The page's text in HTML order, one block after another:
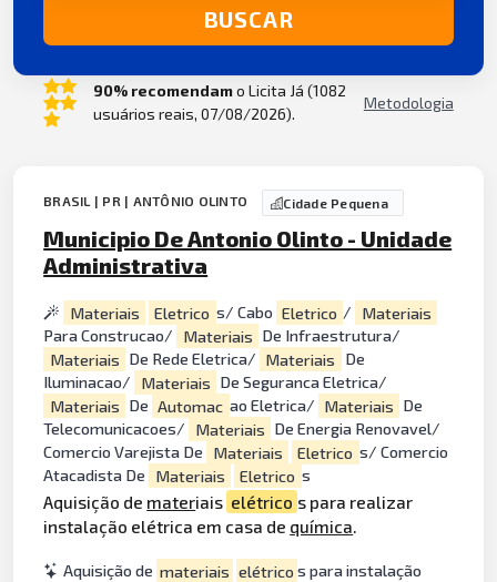
BUSCAR
90% recomendamo Licita Já (1082
usuários reais, 07/08/2026).
Metodologia
BRASIL | PR | ANTÔNIO OLINTO Cidade Pequena
Municipio De Antonio Olinto - Unidade
Administrativa
Materiais Eletrico s/ Cabo Eletrico /
Materiais
Para Construcao/
Materiais De Infraestrutura/
Materiais De Rede Eletrica/ Materiais
De
Iluminacao/
Materiais De Seguranca Eletrica/
Materiais De Automac ao Eletrica/ Materiais De
Telecomunicacoes/
Materiais De Energia Renovavel/
Comercio Varejista De
Materiais Eletrico s/ Comercio
Atacadista De
Materiais Eletrico s
Aquisição de materiais elétrico s para realizar
instalação elétrica em casa de química.
Aquisição de materiais elétrico s para instalação